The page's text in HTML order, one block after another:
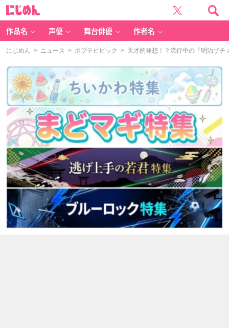
作品名 声優 舞台俳優 作者名
にじめん > ニュース > ポプテピピック > 天才的発想！？流行中の『明治ザチ